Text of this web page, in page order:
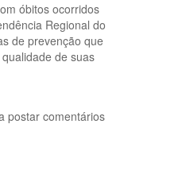
óbitos ocorridos
Regional do
de prevenção que
de suas
postar comentários